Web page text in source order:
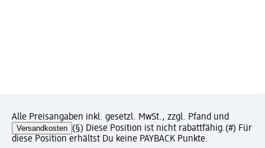
Alle Preisangaben inkl. gesetzl. MwSt., zzgl. Pfand und
Versandkosten (§) Diese Position ist nicht rabattfähig.(#) Für
diese Position erhältst Du keine PAYBACK Punkte.